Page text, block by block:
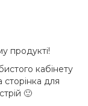
продукті!
кабінету
для
🙂